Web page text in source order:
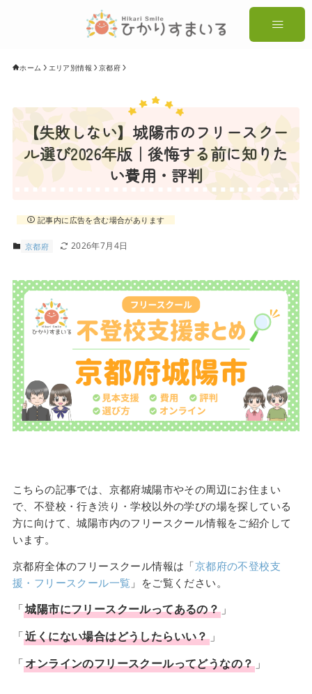
ホーム エリア別情報 京都府
【失敗しない】城陽市のフリースクー
ル選び2026年版｜後悔する前に知りた
い費用・評判
記事内に広告を含む場合があります
京都府 2026年7月4日
こちらの記事では、京都府城陽市やその周辺にお住まい
で、不登校・行き渋り・学校以外の学びの場を探している
方に向けて、城陽市内のフリースクール情報をご紹介して
います。
京都府全体のフリースクール情報は「京都府の不登校支
援・フリースクール一覧 」をご覧ください。
「城陽市にフリースクールってあるの？ 」
「近くにない場合はどうしたらいい？」
「オンラインのフリースクールってどうなの？ 」